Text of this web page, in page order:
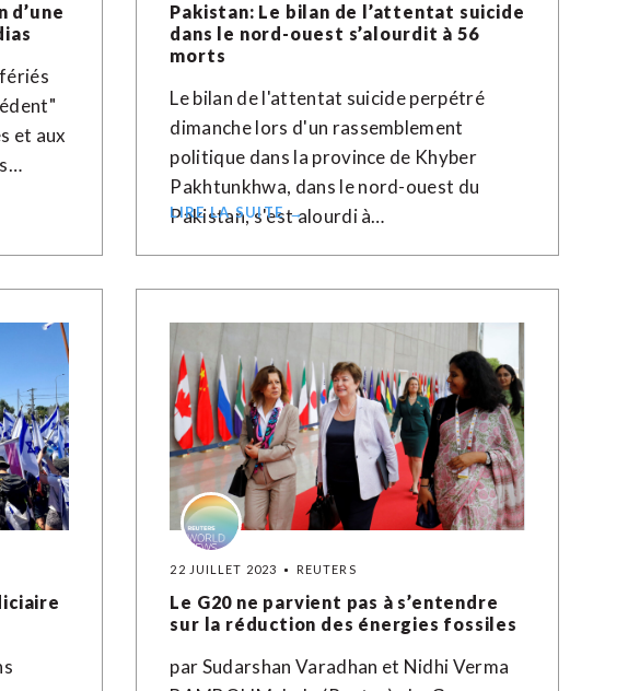
d’une
et aux
Pakistan: Le bilan de l’attentat suicide
dans le nord-ouest s’alourdit à 56
morts
Le bilan de l'attentat suicide perpétré
dimanche lors d'un rassemblement
politique dans la province de Khyber
Pakhtunkhwa, dans le nord-ouest du
Pakistan, s'est alourdi à…
LIRE LA SUITE →
22 JUILLET 2023 REUTERS
Le G20 ne parvient pas à s’entendre
sur la réduction des énergies fossiles
par Sudarshan Varadhan et Nidhi Verma